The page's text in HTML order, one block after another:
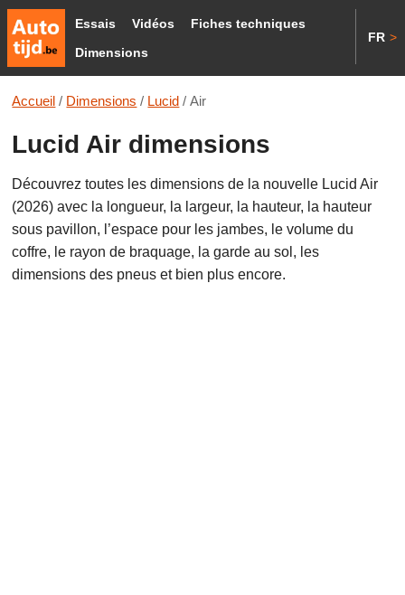
Essais Vidéos
Fiches techniques
Dimensions
FR >
Accueil / Dimensions / Lucid / Air
Lucid Air dimensions
Découvrez toutes les dimensions de la nouvelle Lucid Air
(2026) avec la longueur, la largeur, la hauteur, la hauteur
sous pavillon, l’espace pour les jambes, le volume du
coffre, le rayon de braquage, la garde au sol, les
dimensions des pneus et bien plus encore.